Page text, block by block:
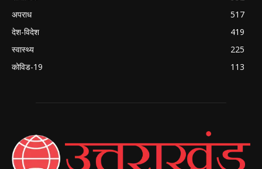
अपराध
517
देश-विदेश
419
स्वास्थ्य
225
कोविड-19
113